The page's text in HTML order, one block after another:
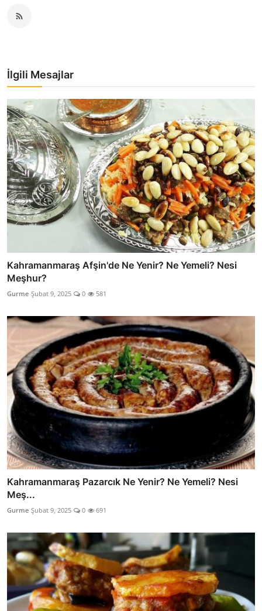
İlgili Mesajlar
Kahramanmaraş Afşin'de Ne Yenir? Ne Yemeli? Nesi
Meşhur?
Gurme Şubat 9, 2025 0 581
Kahramanmaraş Pazarcık Ne Yenir? Ne Yemeli? Nesi
Meş...
Gurme Şubat 9, 2025 0 691